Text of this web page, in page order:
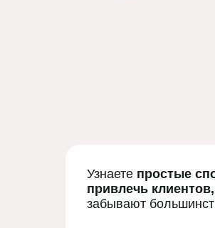
Узнаете простые
привлечь клиентов,
забывают